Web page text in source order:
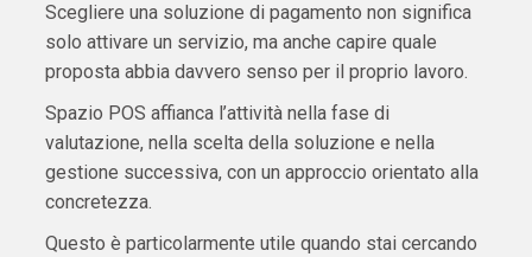
Scegliere una soluzione di pagamento non significa
solo attivare un servizio, ma anche capire quale
proposta abbia davvero senso per il proprio lavoro.
Spazio POS affianca l’attività nella fase di
valutazione, nella scelta della soluzione e nella
gestione successiva, con un approccio orientato alla
concretezza.
Questo è particolarmente utile quando stai cercando